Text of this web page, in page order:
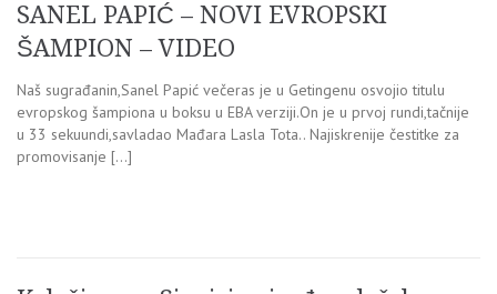
SANEL PAPIĆ – NOVI EVROPSKI
ŠAMPION – VIDEO
Naš sugrađanin,Sanel Papić večeras je u Getingenu osvojio titulu
evropskog šampiona u boksu u EBA verziji.On je u prvoj rundi,tačnije
u 33 sekuundi,savladao Mađara Lasla Tota.. Najiskrenije čestitke za
promovisanje […]